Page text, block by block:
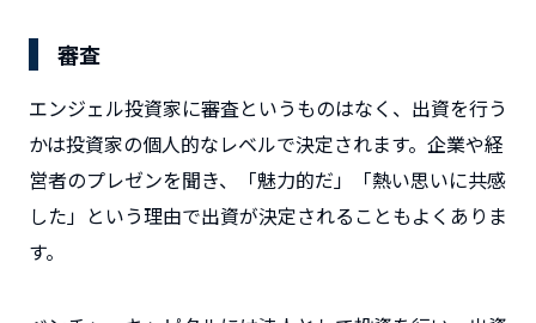
審査
エンジェル投資家に審査というものはなく、出資を行う
かは投資家の個人的なレベルで決定されます。企業や経
営者のプレゼンを聞き、「魅力的だ」「熱い思いに共感
した」という理由で出資が決定されることもよくありま
す。